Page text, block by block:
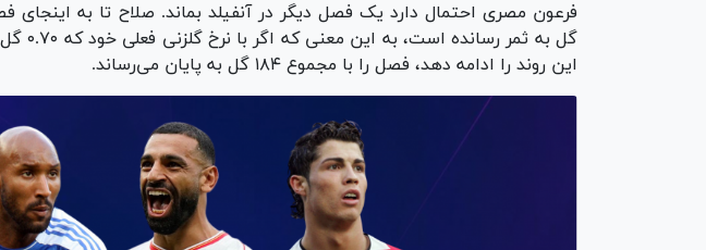
این روند را ادامه دهد، فصل را با مجموع ۱۸۴ گل به پایان می‌رساند.